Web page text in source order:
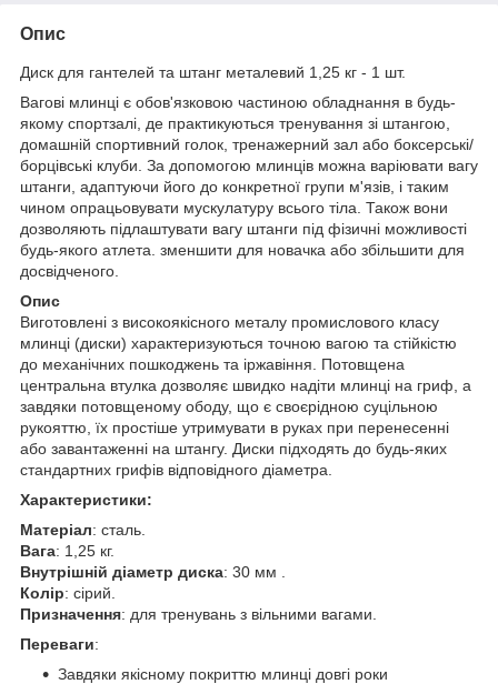
Опис
Диск для гантелей та штанг металевий 1,25 кг - 1 шт.
Вагові млинці є обов'язковою частиною обладнання в будь-
якому спортзалі, де практикуються тренування зі штангою,
домашній спортивний голок, тренажерний зал або боксерські/
борцівські клуби. За допомогою млинців можна варіювати вагу
штанги, адаптуючи його до конкретної групи м'язів, і таким
чином опрацьовувати мускулатуру всього тіла. Також вони
дозволяють підлаштувати вагу штанги під фізичні можливості
будь-якого атлета. зменшити для новачка або збільшити для
досвідченого.
Опис
Виготовлені з високоякісного металу промислового класу
млинці (диски) характеризуються точною вагою та стійкістю
до механічних пошкоджень та іржавіння. Потовщена
центральна втулка дозволяє швидко надіти млинці на гриф, а
завдяки потовщеному ободу, що є своєрідною суцільною
рукояттю, їх простіше утримувати в руках при перенесенні
або завантаженні на штангу. Диски підходять до будь-яких
стандартних грифів відповідного діаметра.
Характеристики:
Матеріал: сталь.
Вага: 1,25 кг.
Внутрішній діаметр диска: 30 мм .
Колір: сірий.
Призначення: для тренувань з вільними вагами.
Переваги:
Завдяки якісному покриттю млинці довгі роки